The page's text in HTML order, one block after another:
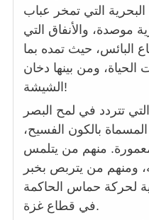
التي تمخر عباب
موصدة، والأنفاق التي
البائس، حيث تمده بما
ومن بينها دخان
الشيشة!
تتردد في لمح البصر
بالكون الفسيح،
منهم من يتلمس
ومنهم من يتربص بخبر
لحركة حماس الحاكمة
في قطاع غزة.